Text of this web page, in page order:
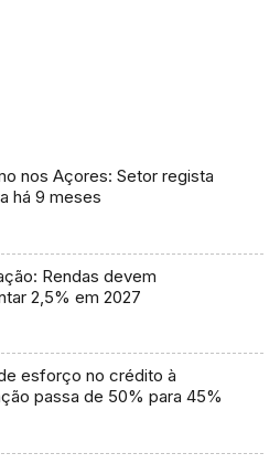
nos Açores: Setor regista
há 9 meses
Rendas devem
2,5% em 2027
esforço no crédito à
passa de 50% para 45%